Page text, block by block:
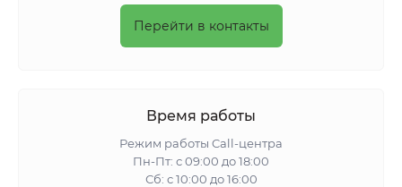
Перейти в контакты
Время работы
Режим работы Call-центра
Пн-Пт: с 09:00 до 18:00
Сб: с 10:00 до 16:00